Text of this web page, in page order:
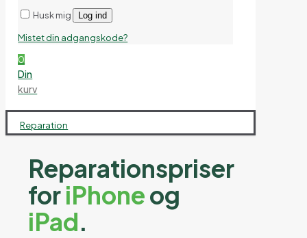
Husk mig Log ind
Mistet din adgangskode?
0
Din
kurv
Reparation
Reparationspriser
foriPhoneog
iPad.